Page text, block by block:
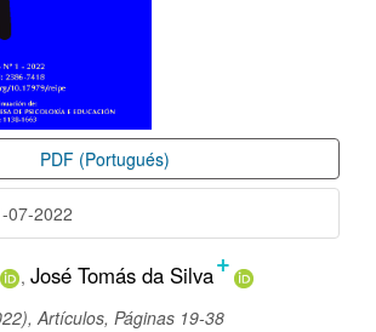
PDF (Portugués)
07-2022
José Tomás da Silva+
Artículos, Páginas 19-38